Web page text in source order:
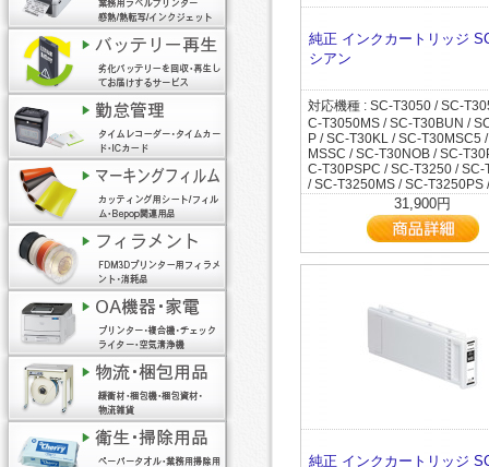
純正 インクカートリッジ
シアン
対応機種 : SC-T3050 / SC-
C-T3050MS / SC-T30BUN /
P / SC-T30KL / SC-T30MSC5
MSSC / SC-T30NOB / SC-
C-T30PSPC / SC-T3250 / SC-
/ SC-T3250MS / SC-T3250PS
255 / SC-T3255C0 / SC-
T3255PS / SC-T32ARC0 /
C0 / SC-T32BUN / SC-
32CRC0 / SC-T32KL / SC-
SC-T32MFC7 / SC-T32MFC8
2MSC8 / SC-T32MSC9 / SC-
C / SC-T32NOB / SC-
2R1 / SC-T32R2 / SC-
2RC9 / SC-T3CADC3 / SC-
SC-T3CADC6 / SC-
CADC8 / SC-T3CADC9 / SC-
SC-T3MRC8 / SC-T3POPC3 /
SC-T3POPC8 / SC-T3POPC9
31,900円
純正 インクカートリッジ